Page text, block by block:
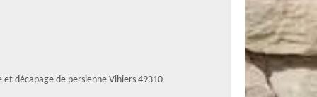
et décapage de persienne Vihiers 49310